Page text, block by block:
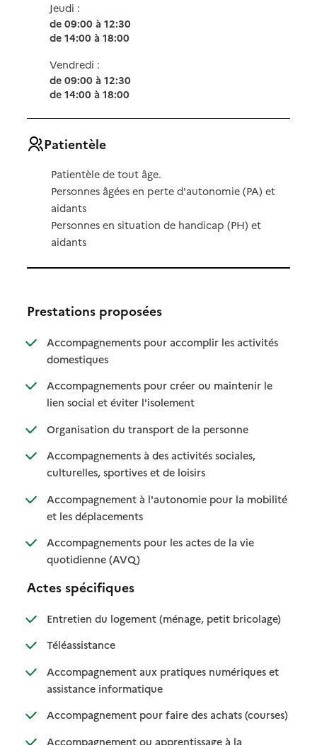
Jeudi :
de 09:00 à 12:30
de 14:00 à 18:00
Vendredi :
de 09:00 à 12:30
de 14:00 à 18:00
Patientèle
Patientèle de tout âge.
Personnes âgées en perte d'autonomie (PA) et
aidants
Personnes en situation de handicap (PH) et
aidants
Prestations proposées
Accompagnements pour accomplir les activités
domestiques: disponible
: non disponible
Accompagnements pour créer ou maintenir le
lien social et éviter l'isolement: disponible
: non disponible
Organisation du transport de la personne: disponible
: non disponible
Accompagnements à des activités sociales,
culturelles, sportives et de loisirs: disponible
: non disponible
Accompagnement à l'autonomie pour la mobilité
et les déplacements: disponible
: non disponible
Accompagnements pour les actes de la vie
quotidienne (AVQ): disponible
: non disponible
Actes spécifiques
Entretien du logement (ménage, petit bricolage): disponible
: non
Téléassistance: disponible
: non disponible
Accompagnement aux pratiques numériques et
assistance informatique: disponible
: non disponible
Accompagnement pour faire des achats (courses)
:
: non
Accompagnement ou apprentissage à la